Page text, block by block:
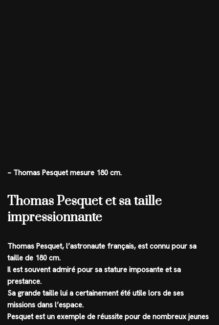
– Thomas Pesquet mesure 180 cm.
Thomas Pesquet et sa taille
impressionnante
Thomas Pesquet, l’astronaute français, est connu pour sa
taille de 180 cm.
Il est souvent admiré pour sa stature imposante et sa
prestance.
Sa grande taille lui a certainement été utile lors de ses
missions dans l’espace.
Pesquet est un exemple de réussite pour de nombreux jeunes